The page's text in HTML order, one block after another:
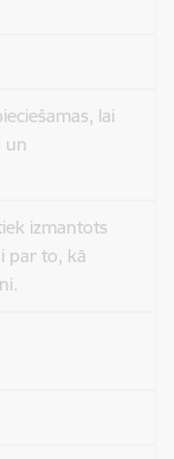
lai
un
izmantots
par to, kā